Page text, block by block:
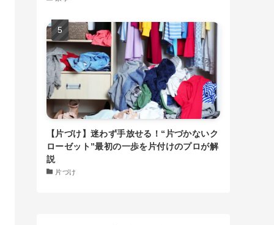
【片づけ】迷わず手放せる！“片づかないク
ローゼット”最初の一歩を片付けのプロが解
説
片づけ